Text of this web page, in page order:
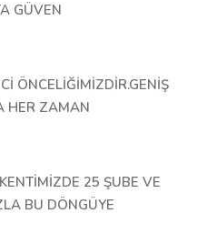
GÜVEN
ÖNCELİĞİMİZDİR.GENİŞ
HER ZAMAN
25 ŞUBE VE
BU DÖNGÜYE